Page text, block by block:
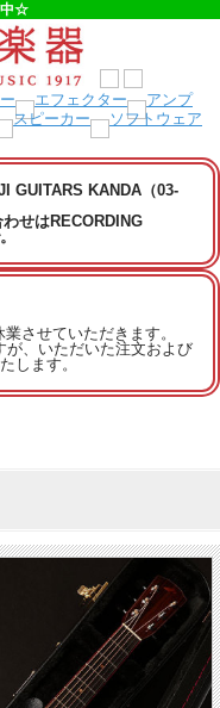
中☆
GUITARS KANDA（03-
せはRECORDING
させていただきます。
が、いただいた注文および
します。